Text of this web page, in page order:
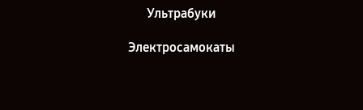
Ультрабуки
Электросамокаты